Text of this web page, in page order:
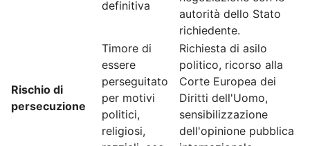
definitiva
autorità dello Stato
richiedente.
Rischio di
persecuzione
Timore di
essere
perseguitato
per motivi
politici,
religiosi,
Richiesta di asilo
politico, ricorso alla
Corte Europea dei
Diritti dell'Uomo,
sensibilizzazione
dell'opinione pubblica